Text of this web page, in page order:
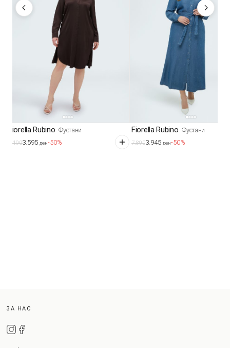
Fiorella Rubino Фустани
7.1903.595 ден-50%
Fiorella Rubino Фустани
7.8903.945 ден-50%
ЗА НАС